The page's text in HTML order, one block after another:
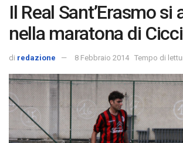
Il Real Sant’Erasmo si
nella maratona di
di redazione 8 Febbraio 2014 Tempo di